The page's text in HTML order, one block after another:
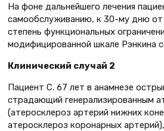
На фоне дальнейшего лечения
самообслуживанию, к 30-му дню от
степень функциональных
модифицированной шкале Рэнкина
Клинический случай 2
Пациент С. 67 лет в анамнезе
страдающий генерализированным
(атеросклероз артерий нижних
атеросклероз коронарных